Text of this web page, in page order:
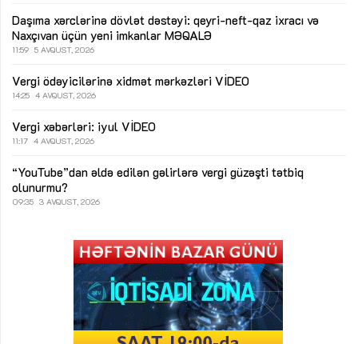
Daşıma xərclərinə dövlət dəstəyi: qeyri-neft-qaz ixracı və
Naxçıvan üçün yeni imkanlar MƏQALƏ
11:59 5 AVQUST, 2026
Vergi ödəyicilərinə xidmət mərkəzləri VİDEO
14:25 4 AVQUST, 2026
Vergi xəbərləri: iyul VİDEO
11:17 4 AVQUST, 2026
“YouTube”dan əldə edilən gəlirlərə vergi güzəşti tətbiq
olunurmu?
09:35 3 AVQUST, 2026